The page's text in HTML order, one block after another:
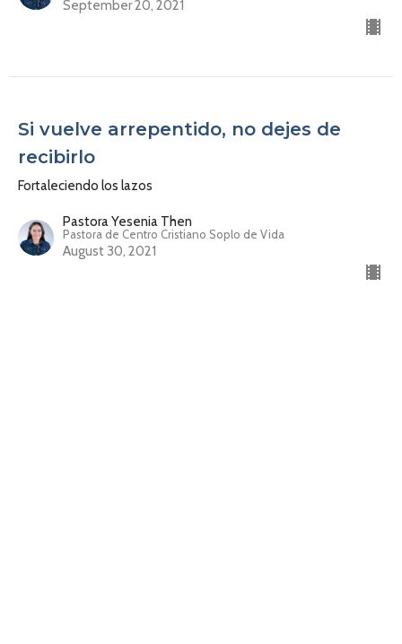
September 20, 2021
Si vuelve arrepentido, no dejes de
recibirlo
Fortaleciendo los lazos
Pastora Yesenia Then
Pastora de Centro Cristiano Soplo de Vida
August 30, 2021